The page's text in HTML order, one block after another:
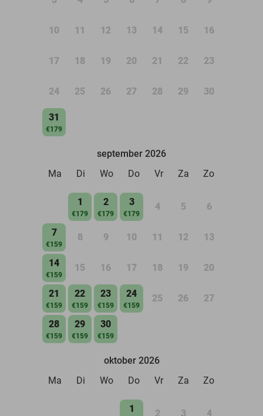
10 11 12 13 14 15 16
17 18 19 20 21 22 23
24 25 26 27 28 29 30
31
€179
september 2026
Ma
Di Wo Do Vr Za Zo
1
€179
2
€179
3
€179
4 5 6
7
€159
8 9 10 11 12 13
14
€159
15 16 17 18 19 20
21
€159
22
€159
23
€159
24
€159
25 26 27
28
€159
29
€159
30
€159
oktober 2026
Ma
Di Wo Do Vr Za Zo
1 2 3 4